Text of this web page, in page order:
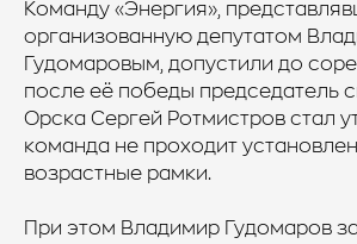
Команду «Энергия»,
организованную депутатом
Гудомаровым, допустили до
после её победы председатель
Орска Сергей Ротмистров стал
команда не проходит
возрастные рамки.
При этом Владимир Гудомаров